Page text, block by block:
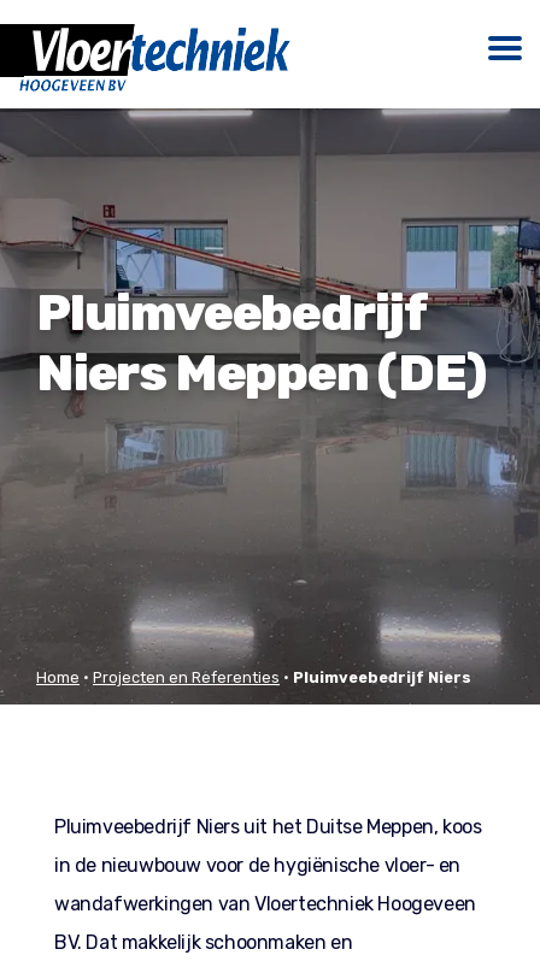
Pluimveebedrijf
Niers Meppen (DE)
Home • Projecten en Referenties • Pluimveebedrijf Niers
Pluimveebedrijf Niers uit het Duitse Meppen, koos
in de nieuwbouw voor de hygiënische vloer- en
wandafwerkingen van Vloertechniek Hoogeveen
BV. Dat makkelijk schoonmaken en